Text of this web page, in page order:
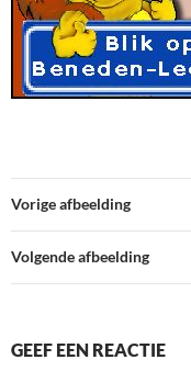
Vorige afbeelding
Volgende afbeelding
GEEF EEN REACTIE